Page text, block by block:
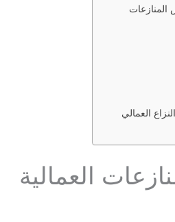
العمالي
العمالية